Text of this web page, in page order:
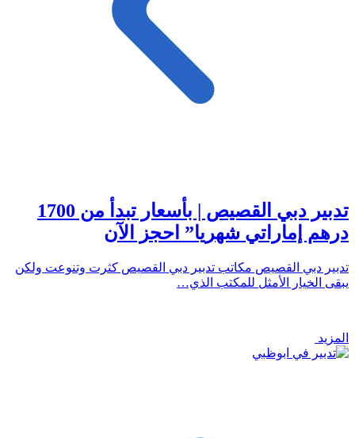
تدبير دبي القصيص | بأسعار تبدأ من 1700
درهم إماراتي شهريا” احجز الآن
تدبير دبي القصيص مكاتب تدبير دبي القصيص كثرت وتنوعت ولكن
يبقى الخيار الأمثل للمكتب الذي…
المزيد